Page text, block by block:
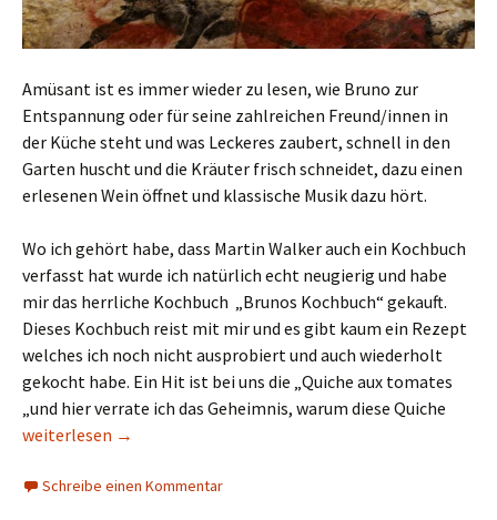
Amüsant ist es immer wieder zu lesen, wie Bruno zur
Entspannung oder für seine zahlreichen Freund/innen in
der Küche steht und was Leckeres zaubert, schnell in den
Garten huscht und die Kräuter frisch schneidet, dazu einen
erlesenen Wein öffnet und klassische Musik dazu hört.
Wo ich gehört habe, dass Martin Walker auch ein Kochbuch
verfasst hat wurde ich natürlich echt neugierig und habe
mir das herrliche Kochbuch „Brunos Kochbuch“ gekauft.
Dieses Kochbuch reist mit mir und es gibt kaum ein Rezept
welches ich noch nicht ausprobiert und auch wiederholt
gekocht habe. Ein Hit ist bei uns die „Quiche aux tomates
„und hier verrate ich das Geheimnis, warum diese Quiche
Perigord und Bruno le Commissaire
weiterlesen →
Schreibe einen Kommentar